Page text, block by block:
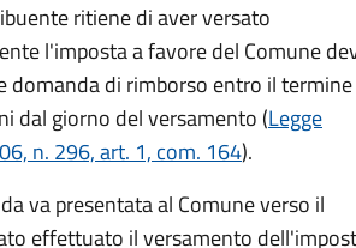
ritiene di aver versato
l'imposta a favore del Comune
domanda di rimborso entro il
dal giorno del versamento (Legge
n. 296, art. 1, com. 164).
va presentata al Comune verso il
effettuato il versamento